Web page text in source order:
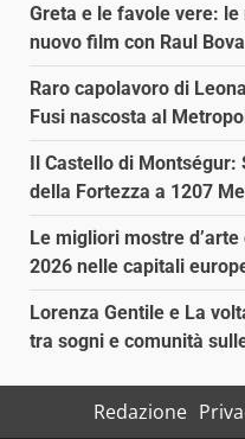
Greta e le favole vere:
nuovo film con Raul
Raro capolavoro di
Fusi nascosta al
Il Castello di
della Fortezza a 1207
Le migliori mostre
2026 nelle capitali
Lorenza Gentile e La
tra sogni e comunità
Redazione